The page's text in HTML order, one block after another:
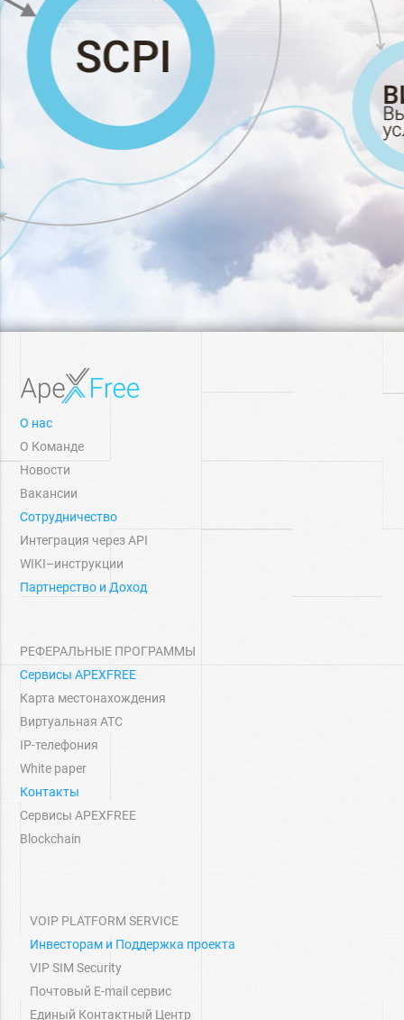
О нас
О Команде
Новости
Вакансии
Сотрудничество
Интеграция через API
WIKI–инструкции
Партнерство и Доход
РЕФЕРАЛЬНЫЕ ПРОГРАММЫ
Сервисы APEXFREE
Карта местонахождения
Виртуальная АТС
IP-телефония
White paper
Контакты
Сервисы APEXFREE
Blockchain
VOIP PLATFORM SERVICE
Инвесторам и Поддержка проекта
VIP SIM Security
Почтовый E-mail сервис
Единый Контактный Центр